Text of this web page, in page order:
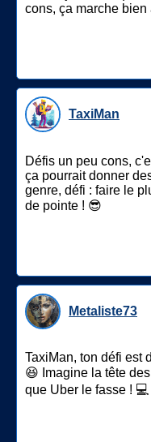
cons, ça marche bien
TaxiMan
Défis un peu cons,
ça pourrait donner
genre, défi : faire le
de pointe ! 😎
Metaliste73
TaxiMan, ton défi est
😆 Imagine la tête
que Uber le fasse ! 💻